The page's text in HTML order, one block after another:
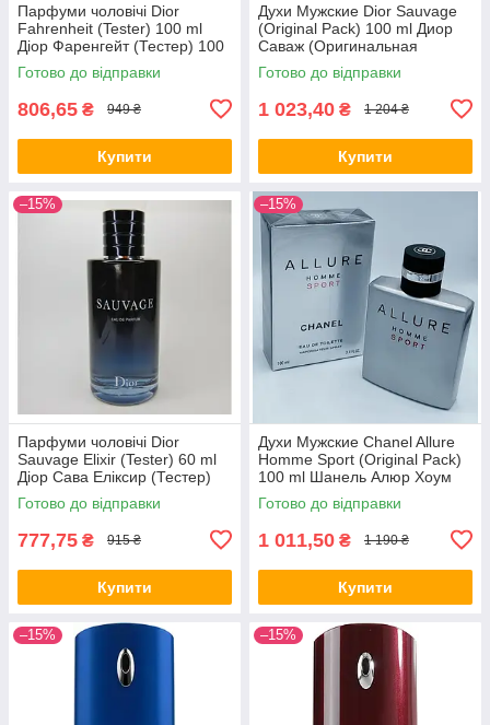
Парфуми чоловічі Dior
Fahrenheit (Tester) 100 ml
Діор Фаренгейт (Тестер) 100
мл all К
Готово до відправки
806,65 ₴ 949 ₴
Купити
Духи Мужские Dior Sauvage
(Original Pack) 100 ml Диор
Саваж (Оригинальная
Упаковка) 100 мл all К
Готово до відправки
1 023,40 ₴ 1 204 ₴
Купити
–15%
Парфуми чоловічі Dior
Sauvage Elixir (Tester) 60 ml
Діор Сава Еліксир (Тестер)
60 мл all К
Готово до відправки
777,75 ₴ 915 ₴
Купити
–15%
Духи Мужские Chanel Allure
Homme Sport (Original Pack)
100 ml Шанель Алюр Хоум
Спорт (Оригинал Упаковк)
100 мл
Готово до відправки
1 011,50 ₴ 1 190 ₴
Купити
–15% –15%